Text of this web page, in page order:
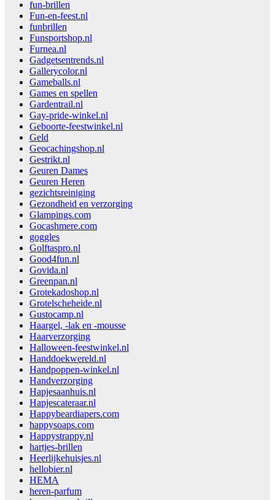
fun-brillen
Fun-en-feest.nl
funbrillen
Funsportshop.nl
Furnea.nl
Gadgetsentrends.nl
Gallerycolor.nl
Gameballs.nl
Games en spellen
Gardentrail.nl
Gay-pride-winkel.nl
Geboorte-feestwinkel.nl
Geld
Geocachingshop.nl
Gestrikt.nl
Geuren Dames
Geuren Heren
gezichtsreiniging
Gezondheid en verzorging
Glampings.com
Gocashmere.com
goggles
Golftaspro.nl
Good4fun.nl
Govida.nl
Greenpan.nl
Grotekadoshop.nl
Grotelscheheide.nl
Gustocamp.nl
Haargel, -lak en -mousse
Haarverzorging
Halloween-feestwinkel.nl
Handdoekwereld.nl
Handpoppen-winkel.nl
Handverzorging
Hapjesaanhuis.nl
Hapjescateraar.nl
Happybeardiapers.com
happysoaps.com
Happystrappy.nl
hartjes-brillen
Heerlijkehuisjes.nl
hellobier.nl
HEMA
heren-parfum